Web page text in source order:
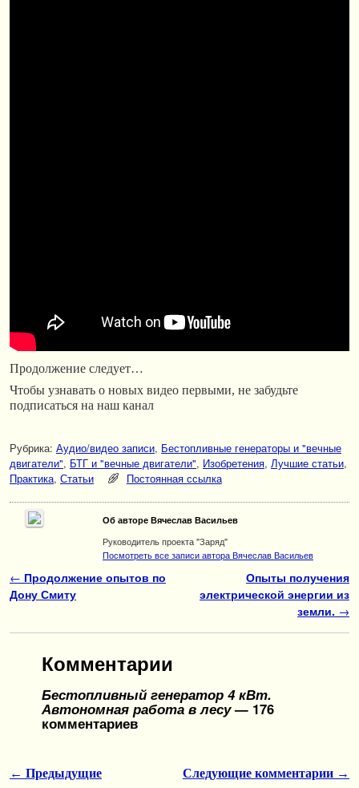
Продолжение следует…
Чтобы узнавать о новых видео первыми, не забудьте
подписаться на наш канал
Рубрика: Аудио/видео записи, Бестопливные генераторы и "вечные
двигатели", БТГ и "вечные двигатели", Изобретения, Лучшие статьи,
Практика, Статьи Постоянная ссылка
Об авторе Вячеслав Васильев
Руководитель проекта "Заряд"
Посмотреть все записи автора Вячеслав Васильев
Навигация по записям
← Продолжение опытов по
Дону Смиту
Опыты получения
электрической энергии из
земли. →
Комментарии
Бестопливный генератор 4 кВт.
Автономная работа в лесу— 176
комментариев
Навигация по комментариям
← Предыдущие
Следующие комментарии →